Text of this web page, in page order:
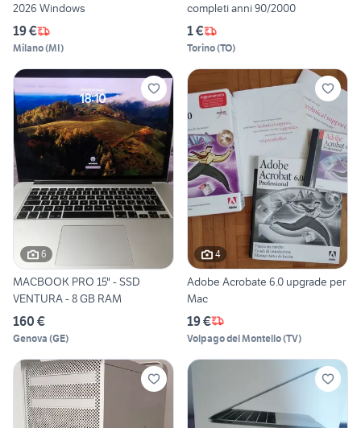
2026 Windows
19 €
Milano(MI)
completi anni 90/2000
1 €
Torino(TO)
6
MACBOOK PRO 15" - SSD
VENTURA - 8 GB RAM
160 €
Genova (GE)
4
Adobe Acrobate 6.0 upgrade per
Mac
19 €
Volpago del Montello(TV)